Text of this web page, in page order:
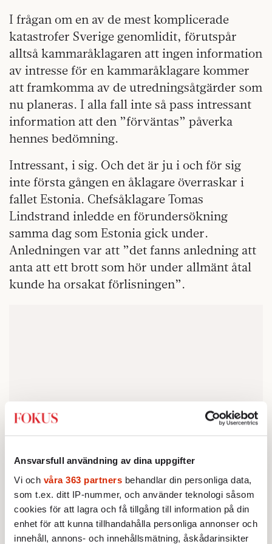
Ansvarsfull användning av dina uppgifter
Vi och våra 363 partners behandlar din personliga data,
som t.ex. ditt IP-nummer, och använder teknologi såsom
cookies för att lagra och få tillgång till information på din
enhet för att kunna tillhandahålla personliga annonser och
innehåll, annons- och innehållsmätning, åskådarinsikter
I frågan om en av de mest komplicerade
katastrofer Sverige genomlidit, förutspår
alltså kammaråklagaren att ingen information
av intresse för en kammaråklagare kommer
att framkomma av de utredningsåtgärder som
nu planeras. I alla fall inte så pass intressant
information att den ”förväntas” påverka
hennes bedömning.
Intressant, i sig. Och det är ju i och för sig
inte första gången en åklagare överraskar i
fallet Estonia. Chefsåklagare Tomas
Lindstrand inledde en förundersökning
samma dag som Estonia gick under.
Anledningen var att ”det fanns anledning att
anta att ett brott som hör under allmänt åtal
kunde ha orsakat förlisningen”.
EN POLISANMÄLANupprättades av
Polismyndigheten 1994-09-30, också med